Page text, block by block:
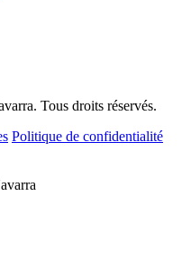
Tous droits réservés.
Politique de confidentialité